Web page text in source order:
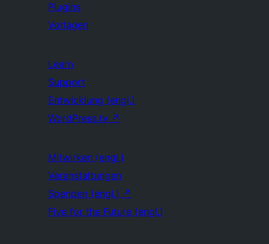
Plugins
Vorlagen
Learn
Support
Entwicklung (engl.)
WordPress.tv ↗
Mitwirken (engl.)
Veranstaltungen
Spenden (engl.) ↗
Five for the Future (engl.)